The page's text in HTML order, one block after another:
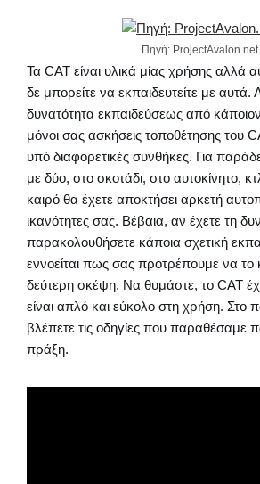
Πηγή: ProjectAvalon.net
Τα CAT είναι υλικά μίας χρήσης αλλά
δε μπορείτε να εκπαιδευτείτε με αυτά.
δυνατότητα εκπαιδεύσεως από κάποιον
μόνοι σας ασκήσεις τοποθέτησης του
υπό διαφορετικές συνθήκες. Για
με δύο, στο σκοτάδι, στο αυτοκίνητο,
καιρό θα έχετε αποκτήσει αρκετή
ικανότητες σας. Βέβαια, αν έχετε τη
παρακολουθήσετε κάποια σχετική
εννοείται πως σας προτρέπουμε να το
δεύτερη σκέψη. Να θυμάστε, το CAT
είναι απλό και εύκολο στη χρήση. Στο
βλέπετε τις οδηγίες που παραθέσαμε
πράξη.